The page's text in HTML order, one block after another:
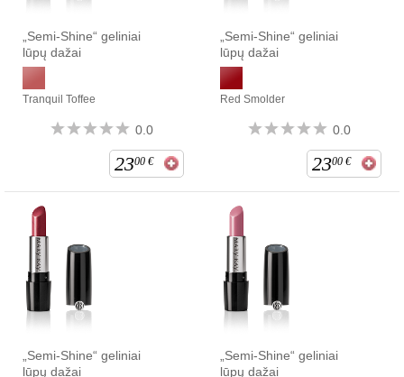
„Semi-Shine“ geliniai
lūpų dažai
Tranquil Toffee
0.0
2300 €
„Semi-Shine“ geliniai
lūpų dažai
Red Smolder
0.0
2300 €
„Semi-Shine“ geliniai
lūpų dažai
„Semi-Shine“ geliniai
lūpų dažai